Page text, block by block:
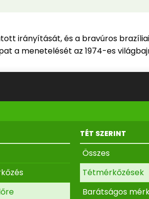
irányítását, és a bravúros
a menetelését az 1974-es
TÉT SZERINT
Összes
Tétmérkőzések
Barátságos